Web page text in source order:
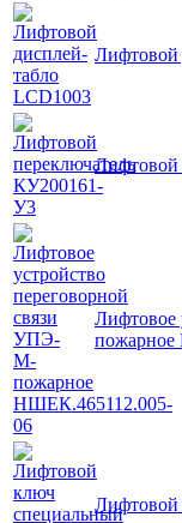
Лифтовой
Лифтовой
Лифтовое
Лифтовой